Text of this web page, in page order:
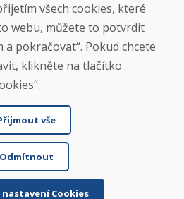
sítě
všechna práva vyhrazena
všech cookies, které
webu, můžete to potvrdit
a pokračovat“. Pokud chcete
klikněte na tlačítko
vše
Odmítnout
Cookies